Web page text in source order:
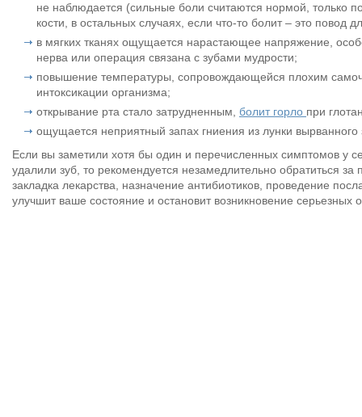
не наблюдается (сильные боли считаются нормой, только
кости, в остальных случаях, если что-то болит – это повод
в мягких тканях ощущается нарастающее напряжение,
нерва или операция связана с зубами мудрости;
повышение температуры, сопровождающейся плохим
интоксикации организма;
открывание рта стало затрудненным, болит горло при
ощущается неприятный запах гниения из лунки вырванного
Если вы заметили хотя бы один и перечисленных симптомов у
удалили зуб, то рекомендуется незамедлительно обратиться
закладка лекарства, назначение антибиотиков, проведение
улучшит ваше состояние и остановит возникновение серьезных